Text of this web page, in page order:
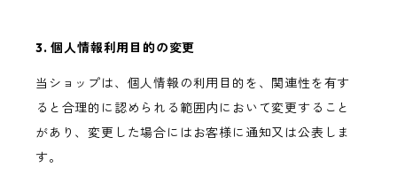
3. 個人情報利用目的の変更
当ショップは、個人情報の利用目的を、関連性を有す
ると合理的に認められる範囲内において変更すること
があり、変更した場合にはお客様に通知又は公表しま
す。